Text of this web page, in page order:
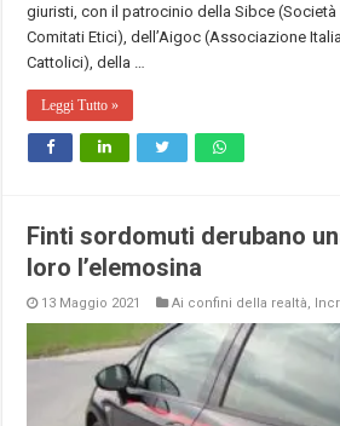
giuristi, con il patrocinio della Sibce (Società
Comitati Etici), dell’Aigoc (Associazione
Cattolici), della …
Leggi Tutto »
Finti sordomuti derubano
loro l’elemosina
13 Maggio 2021 Ai confini della realtà